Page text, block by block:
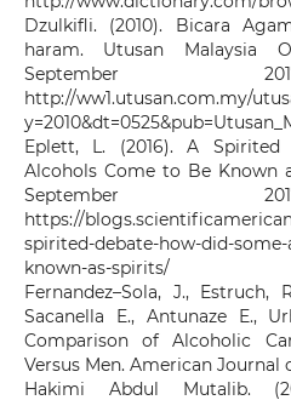
Dzulkifli. (2010). Bicara
haram. Utusan Malaysia
September
http://ww1.utusan.com.my/
Eplett, L. (2016). A
Alcohols Come to Be Known
September
https://
spirited-debate-how-did-
known-as-spirits/
Fernandez–Sola, J., Estruch,
Sacanella E., Antunaze E.,
Comparison of Alcoholic
Versus Men. American Journal
Hakimi Abdul Mutalib.